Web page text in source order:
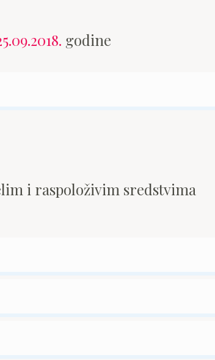
godine
i raspoloživim sredstvima